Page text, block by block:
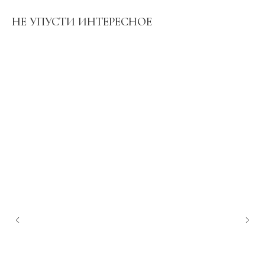
НЕ УПУСТИ ИНТЕРЕСНОЕ